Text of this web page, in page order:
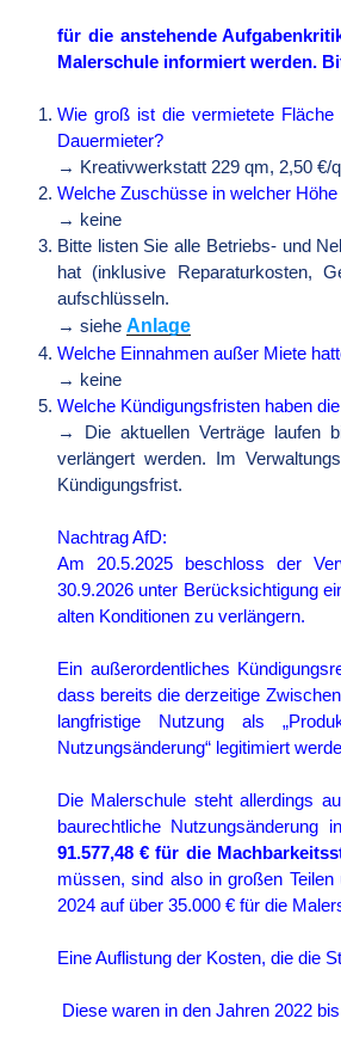
für die anstehende
Malerschule informiert werden.
Wie groß ist die vermietete
Dauermieter?
→ Kreativwerkstatt 229 qm, 2,50 €/
Welche Zuschüsse in welcher
→ keine
Bitte listen Sie alle Betriebs- und
hat (inklusive Reparaturkosten,
aufschlüsseln.
→ siehe Anlage
Welche Einnahmen außer Miete
→ keine
Welche Kündigungsfristen haben
→ Die aktuellen Verträge laufen
verlängert werden. Im
Kündigungsfrist.
Nachtrag AfD:
Am 20.5.2025 beschloss der
30.9.2026 unter Berücksichtigung
alten Konditionen zu verlängern.
Ein außerordentliches
dass bereits die derzeitige
langfristige Nutzung als
Nutzungsänderung“ legitimiert
Die Malerschule steht allerdings
baurechtliche Nutzungsänderung
91.577,48 € für die
müssen, sind also in großen
2024 auf über 35.000 € für die
Eine Auflistung der Kosten, die die
Diese waren in den Jahren 2022